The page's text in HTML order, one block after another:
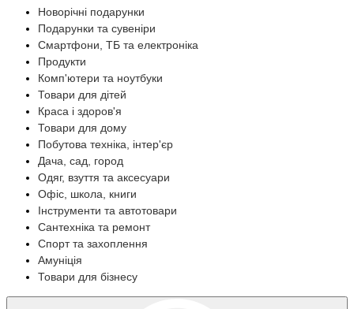
Новорічні подарунки
Подарунки та сувеніри
Смартфони, ТБ та електроніка
Продукти
Комп'ютери та ноутбуки
Товари для дітей
Краса і здоров'я
Товари для дому
Побутова техніка, інтер'єр
Дача, сад, город
Одяг, взуття та аксесуари
Офіс, школа, книги
Інструменти та автотовари
Сантехніка та ремонт
Спорт та захоплення
Амуніція
Товари для бізнесу